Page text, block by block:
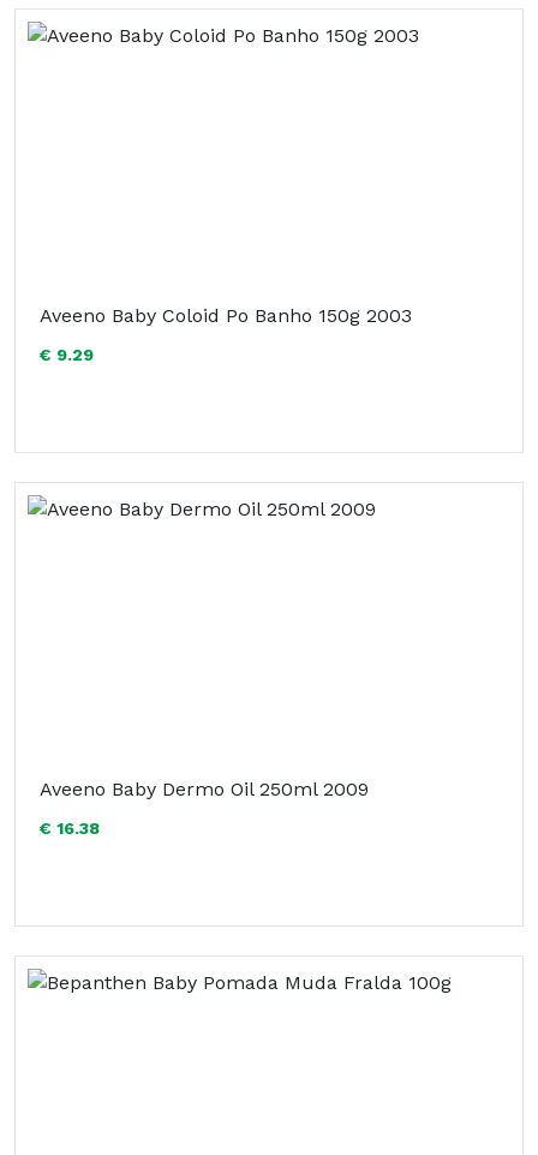
Aveeno Baby Coloid Po Banho 150g 2003
€ 9.29
Aveeno Baby Dermo Oil 250ml 2009
€ 16.38